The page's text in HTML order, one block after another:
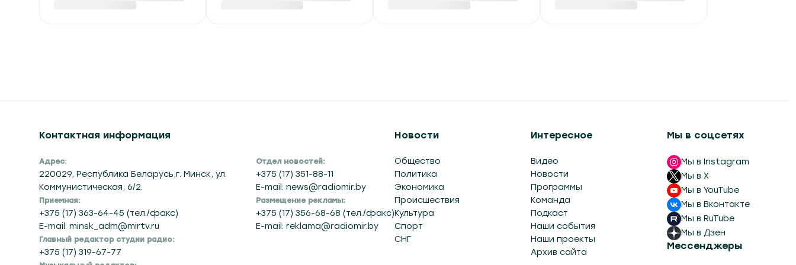
Контактная информация
Адрес:
220029, Республика Беларусь,г. Минск, ул.
Коммунистическая, 6/2.
Приемная:
+375 (17) 363-64-45 (тел./факс)
E-mail: minsk_adm@mirtv.ru
Главный редактор студии радио:
+375 (17) 319-67-77
Отдел новостей:
+375 (17) 351-88-11
E-mail: news@radiomir.by
Размещение рекламы:
+375 (17) 356-68-68 (тел./факс)
E-mail: reklama@radiomir.by
Новости
Общество
Политика
Экономика
Происшествия
Культура
Спорт
СНГ
Интересное
Видео
Новости
Программы
Команда
Подкаст
Наши события
Наши проекты
Архив сайта
Мы в соцсетях
Мы в Instagram
Мы в X
Мы в YouTube
Мы в Вконтакте
Мы в RuTube
Мы в Дзен
Мессенджеры